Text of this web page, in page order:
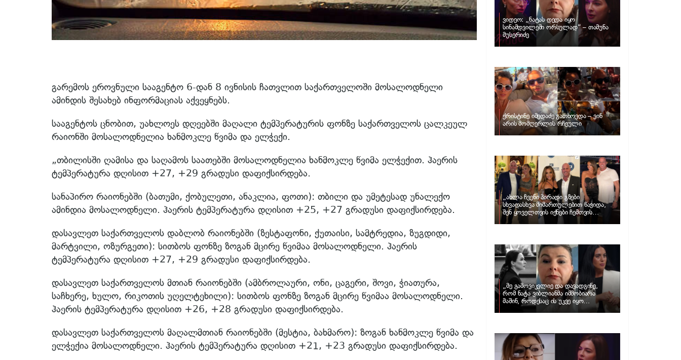
გარემოს ეროვნული სააგენტო 6-დან 8 ივნისის ჩათვლით საქართველოში მოსალოდნელი
ამინდის შესახებ ინფორმაციას აქვეყნებს.
სააგენტოს ცნობით, უახლოეს დღეებში მაღალი ტემპერატურის ფონზე საქართველოს ცალკეულ
რაიონში მოსალოდნელია ხანმოკლე წვიმა და ელჭექი.
„თბილისში ღამისა და საღამოს საათებში მოსალოდნელია ხანმოკლე წვიმა ელჭექით. ჰაერის
ტემპერატურა დღისით +27, +29 გრადუსი დაფიქსირდება.
სანაპირო რაიონებში (ბათუმი, ქობულეთი, ანაკლია, ფოთი): თბილი და უმეტესად უნალექო
ამინდია მოსალოდნელი. ჰაერის ტემპერატურა დღისით +25, +27 გრადუსი დაფიქსირდება.
დასავლეთ საქართველოს დაბლობ რაიონებში (ზესტაფონი, ქუთაისი, სამტრედია, ზუგდიდი,
მარტვილი, ოზურგეთი): სითბოს ფონზე ზოგან მცირე წვიმაა მოსალოდნელი. ჰაერის
ტემპერატურა დღისით +27, +29 გრადუსი დაფიქსირდება.
დასავლეთ საქართველოს მთიან რაიონებში (ამბროლაური, ონი, ცაგერი, შოვი, ჭიათურა,
საჩხერე, ხულო, რიკოთის უღელტეხილი): სითბოს ფონზე ზოგან მცირე წვიმაა მოსალოდნელი.
ჰაერის ტემპერატურა დღისით +26, +28 გრადუსი დაფიქსირდება.
დასავლეთ საქართველოს მაღალმთიან რაიონებში (მესტია, ბახმარო): ზოგან ხანმოკლე წვიმა და
ელჭექია მოსალოდნელი. ჰაერის ტემპერატურა დღისით +21, +23 გრადუსი დაფიქსირდება.
ვიდეო: „ნატას დედა იყო
სინამდვილეში ორსულად“ – თამუნა
მუსერიძე
ქრისტინე იმედაძე გათხოვდა – ვინ
არის მომღერლის რჩეული
„ახლა ჩვენი პირადი გზები
სხვადასხვა მიმართულებით წავიდა,
შენ ყოველთვის იქნები ჩემთვის
შთაგონების წყარო“ – ნუცა ბუზალაძე
„მე გამოვიკვლიე და დავადგინე,
რომ ნატა ვიბლიანმა იმშობიარა
მაშინ, როდესაც ის უკვე იყო
სრულწლოვანი და არა 14 წლის…“